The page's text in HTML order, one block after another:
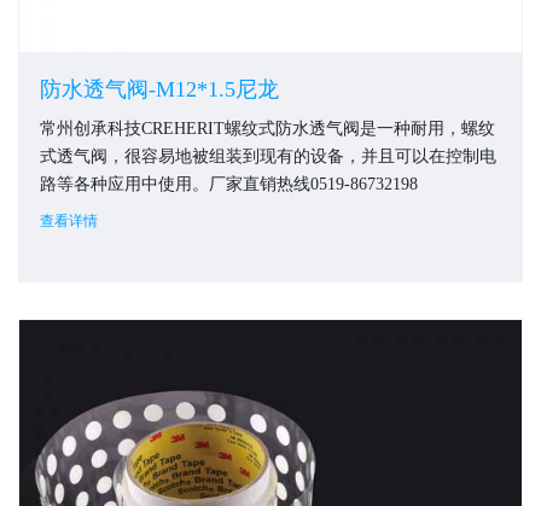
防水透气阀-M12*1.5尼龙
常州创承科技CREHERIT螺纹式防水透气阀是一种耐用，螺纹
式透气阀，很容易地被组装到现有的设备，并且可以在控制电
路等各种应用中使用。厂家直销热线0519-86732198
查看详情